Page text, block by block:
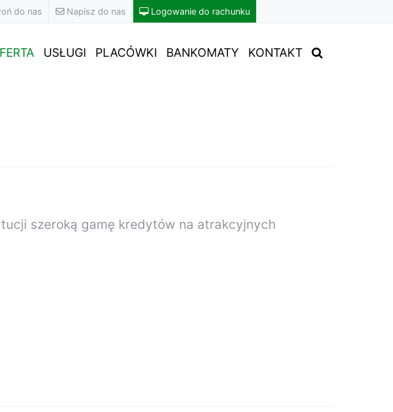
do nas Napisz do nas Logowanie do rachunku
USŁUGI PLACÓWKI BANKOMATY KONTAKT
szeroką gamę kredytów na atrakcyjnych